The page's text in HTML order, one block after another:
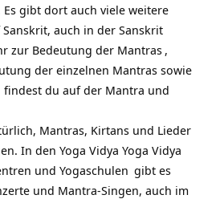
gibt dort auch viele weitere
Sanskrit, auch in der Sanskrit
zur Bedeutung der Mantras ,
der einzelnen Mantras sowie
findest du aufder Mantra und
Mantras, Kirtans und Lieder
In den Yoga Vidya Yoga Vidya
und Yogaschulen gibt es
und Mantra-Singen, auch im